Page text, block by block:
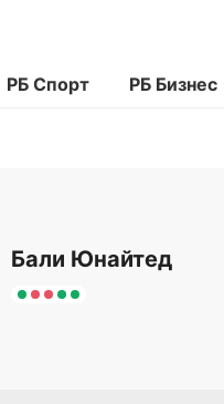
РБ Спорт РБ Бизнес
Бали Юнайтед